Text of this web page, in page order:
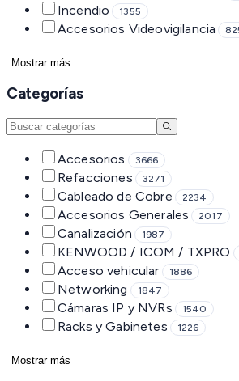
Incendio 1355
Accesorios Videovigilancia
Mostrar más
Categorías
Accesorios 3666
Refacciones 3271
Cableado de Cobre 2234
Accesorios Generales 2017
Canalización 1987
KENWOOD / ICOM / TXPRO
Acceso vehicular 1886
Networking 1847
Cámaras IP y NVRs 1540
Racks y Gabinetes 1226
Mostrar más